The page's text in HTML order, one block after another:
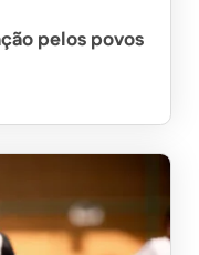
pelos povos